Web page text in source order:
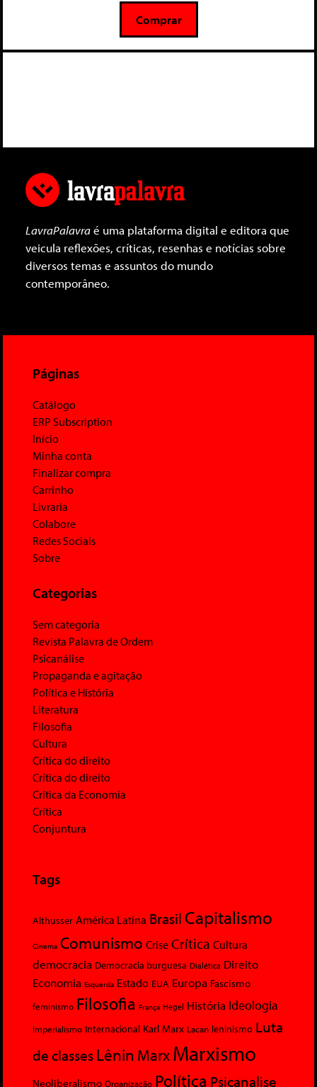
5
Comprar
LavraPalavraé uma plataforma digital e editora que
veicula reflexões, críticas, resenhas e notícias sobre
diversos temas e assuntos do mundo
contemporâneo.
Páginas
Catálogo
ERP Subscription
Início
Minha conta
Finalizar compra
Carrinho
Livraria
Colabore
Redes Sociais
Sobre
Categorias
Sem categoria
Revista Palavra de Ordem
Psicanálise
Propaganda e agitação
Política e História
Literatura
Filosofia
Cultura
Crítica do direito
Crítica do direito
Crítica da Economia
Crítica
Conjuntura
Tags
Althusser América Latina Brasil Capitalismo
Cinema Comunismo Crise Crítica Cultura
democracia Democracia burguesa Dialética Direito
Economia Esquerda Estado EUA Europa Fascismo
feminismo Filosofia França Hegel História Ideologia
Imperialismo Internacional Karl Marx Lacan leninismo Luta
de classesLênin MarxMarxismo
Neoliberalismo Organização Política Psicanalise